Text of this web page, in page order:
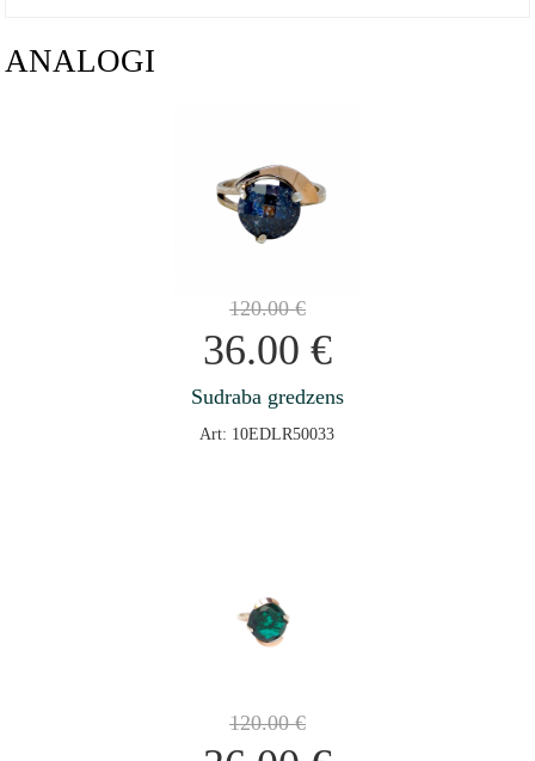
ANALOGI
120.00€
36.00 €
Sudraba gredzens
Art: 10EDLR50033
120.00€